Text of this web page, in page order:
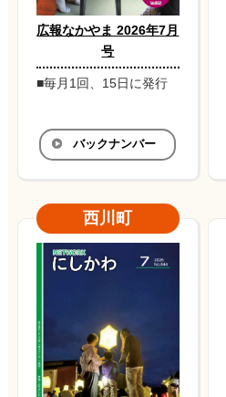
広報なかやま 2026年7月
号
■毎月1回、15日に発行
バックナンバー
西川町